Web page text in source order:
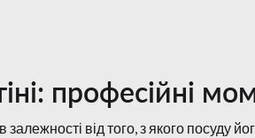
професійні
залежності від того, з якого